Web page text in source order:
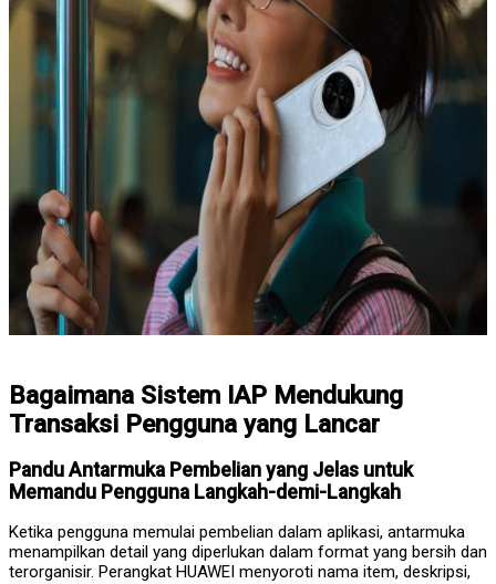
Bagaimana Sistem IAP Mendukung
Transaksi Pengguna yang Lancar
Pandu Antarmuka Pembelian yang Jelas untuk
Memandu Pengguna Langkah-demi-Langkah
Ketika pengguna memulai pembelian dalam aplikasi, antarmuka
menampilkan detail yang diperlukan dalam format yang bersih dan
terorganisir. Perangkat HUAWEI menyoroti nama item, deskripsi,